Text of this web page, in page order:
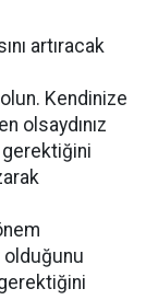
artıracak
Kendinize
olsaydınız
gerektiğini
olduğunu